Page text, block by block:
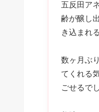
五反田ア
齢が醸し
き込まれ
数ヶ月ぶ
てくれる
ごせるで